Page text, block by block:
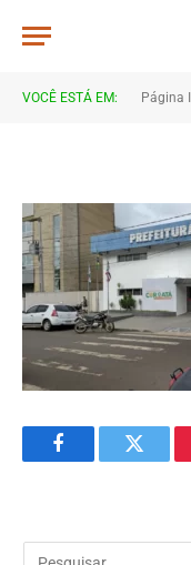
VOCÊ ESTÁ EM: Página
at-
FacebookTwitter